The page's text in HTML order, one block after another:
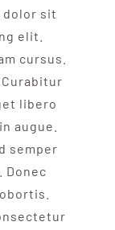
dolor sit
elit.
cursus.
libero
augue.
semper
Donec